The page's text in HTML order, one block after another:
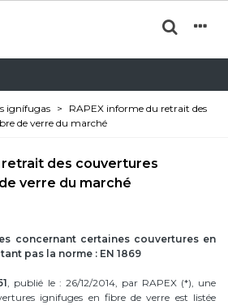
ignífugas >
RAPEX informe du retrait des
de verre du marché
retrait des couvertures
verre du marché
concernant certaines couvertures en
pas la norme : EN 1869
, publié le : 26/12/2014, par RAPEX (*), une
ignifuges en fibre de verre est listée